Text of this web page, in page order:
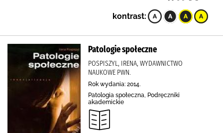
kontrast:
Patologie społeczne
POSPISZYL, IRENA, WYDAWNICTWO
NAUKOWE PWN.
Rok wydania: 2014.
Patologia społeczna, Podręczniki
akademickie